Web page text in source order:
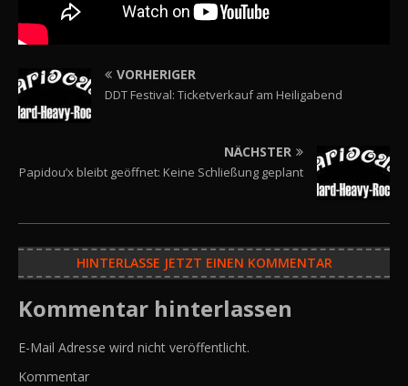
VORHERIGER
DDT Festival: Ticketverkauf am Heiligabend
NÄCHSTER
Papidou’x bleibt geöffnet: Keine Schließung geplant
HINTERLASSE JETZT EINEN KOMMENTAR
Kommentar hinterlassen
E-Mail Adresse wird nicht veröffentlicht.
Kommentar